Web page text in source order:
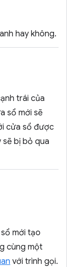
hay không.
trái của
sổ mới sẽ
cửa sổ được
sẽ bị bỏ qua
mới tạo
cùng một
với trình gọi.